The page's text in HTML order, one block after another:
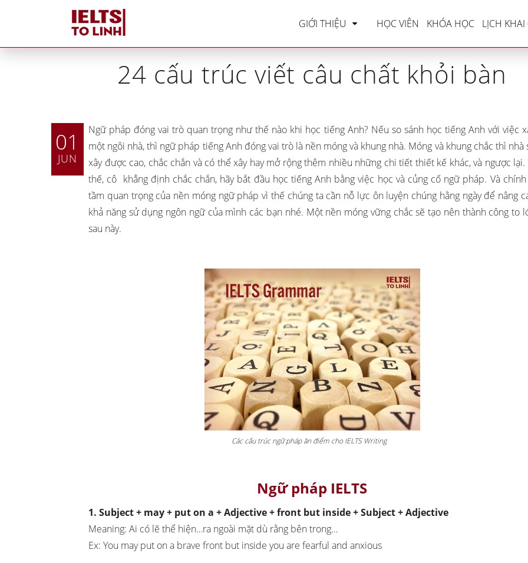
GIỚI THIỆU HỌC VIÊN KHÓA HỌC LỊCH
Tutors tại IELTS Tố Linh
IELTS Writing 24 cấu trúc viết câu chất
24 cấu trúc viết câu chất khỏi bàn
01
JUN
Ngữ pháp đóng vai trò quan trọng như thế nào khi học tiếng Anh? Nếu so sánh học tiếng Anh với việc
một ngôi nhà, thì ngữ pháp tiếng Anh đóng vai trò là nền móng và khung nhà. Móng và khung chắc thì nhà
xây được cao, chắc chắn và có thể xây hay mở rộng thêm nhiều những chi tiết thiết kế khác, và ngược lại.
thế, cô khẳng định chắc chắn, hãy bắt đầu học tiếng Anh bằng việc học và củng cố ngữ pháp. Và chính
tầm quan trọng của nền móng ngữ pháp vì thế chúng ta cần nỗ lực ôn luyện chúng hằng ngày để nâng
khả năng sử dụng ngôn ngữ của mình các bạn nhé. Một nền móng vững chắc sẽ tạo nên thành công to
sau này.
Các cấu trúc ngữ pháp ăn điểm cho IELTS Writing
Ngữ pháp IELTS
1. Subject + may + put on a + Adjective + front but inside + Subject + Adjective
Meaning: Ai có lẽ thể hiện…ra ngoài mặt dù rằng bên trong…
Ex: You may put on a brave front but inside you are fearful and anxious